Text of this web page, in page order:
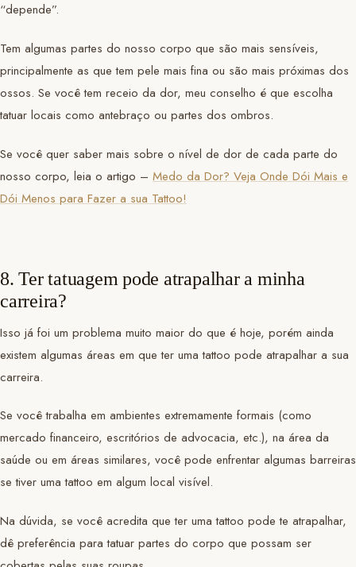
“depende”.
Tem algumas partes do nosso corpo que são mais sensíveis,
principalmente as que tem pele mais fina ou são mais próximas dos
ossos. Se você tem receio da dor, meu conselho é que escolha
tatuar locais como antebraço ou partes dos ombros.
Se você quer saber mais sobre o nível de dor de cada parte do
nosso corpo, leia o artigo – Medo da Dor? Veja Onde Dói Mais e
Dói Menos para Fazer a sua Tattoo!
8. Ter tatuagem pode atrapalhar a minha
carreira?
Isso já foi um problema muito maior do que é hoje, porém ainda
existem algumas áreas em que ter uma tattoo pode atrapalhar a sua
carreira.
Se você trabalha em ambientes extremamente formais (como
mercado financeiro, escritórios de advocacia, etc.), na área da
saúde ou em áreas similares, você pode enfrentar algumas barreiras
se tiver uma tattoo em algum local visível.
Na dúvida, se você acredita que ter uma tattoo pode te atrapalhar,
dê preferência para tatuar partes do corpo que possam ser